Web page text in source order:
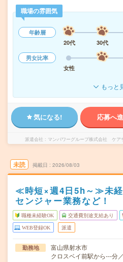
職場の雰囲気
年齢層
20代
30代
男女比率
女性
もっと
気になる! 応募へ
派遣会社 マンパワーグループ株式会社 ケア
未読 掲載日 2026/08/03
≪時短×週4日5h～≫未経
センジャー業務など！
職種未経験OK 交通費別途支給あり
WEB登録OK 派遣
勤務地
富山県射水市
クロスベイ前駅から---分